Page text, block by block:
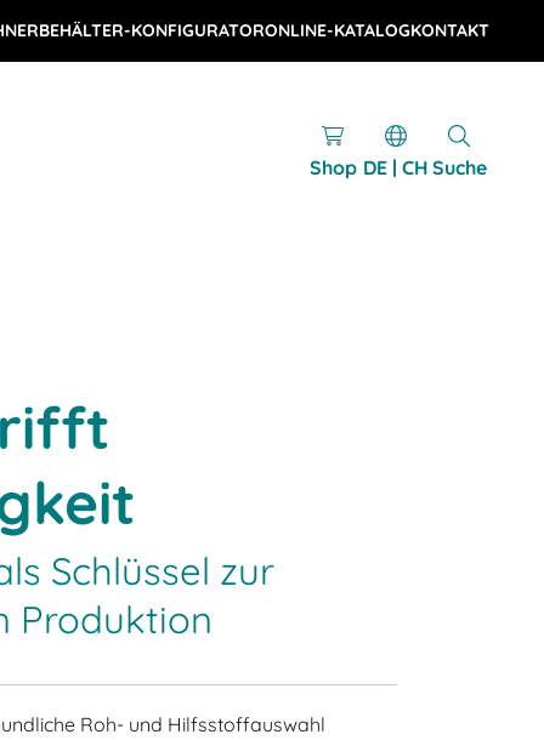
BEHÄLTER-KONFIGURATORONLINE-KATALOGKONTAKT
Shop DE | CH Suche
Schlüssel zur
Produktion
Roh- und Hilfsstoffauswahl